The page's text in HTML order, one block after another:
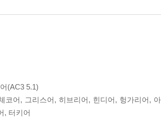
(AC3 5.1)
어, 그리스어, 히브리어, 힌디어, 헝가리어,
, 터키어